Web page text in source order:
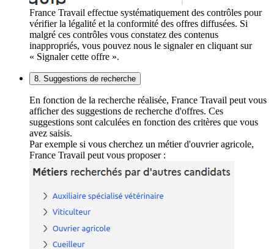
France Travail effectue systématiquement des contrôles pour
vérifier la légalité et la conformité des offres diffusées. Si
malgré ces contrôles vous constatez des contenus
inappropriés, vous pouvez nous le signaler en cliquant sur
« Signaler cette offre ».
8. Suggestions de recherche
En fonction de la recherche réalisée, France Travail peut vous
afficher des suggestions de recherche d'offres. Ces
suggestions sont calculées en fonction des critères que vous
avez saisis.
Par exemple si vous cherchez un métier d'ouvrier agricole,
France Travail peut vous proposer :